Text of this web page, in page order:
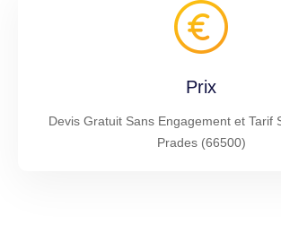
Prix
Devis Gratuit Sans Engagement et Tarif
Prades (66500)